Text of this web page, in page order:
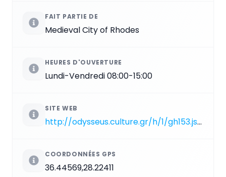
FAIT PARTIE DE
Medieval City of Rhodes
HEURES D'OUVERTURE
Lundi-Vendredi 08:00-15:00
SITE WEB
http://odysseus.culture.gr/h/1/gh153.jsp?obj_id=6301
COORDONNÉES GPS
36.44569,28.22411